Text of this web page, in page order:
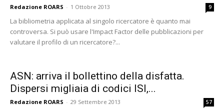
Redazione ROARS - 1 Ottobre 2013 9
La bibliometria applicata al singolo ricercatore è quanto mai
controversa. Si può usare l'Impact Factor delle pubblicazioni per
valutare il profilo di un ricercatore?...
ASN: arriva il bollettino della disfatta.
Dispersi migliaia di codici ISI,...
Redazione ROARS - 29 Settembre 2013 57